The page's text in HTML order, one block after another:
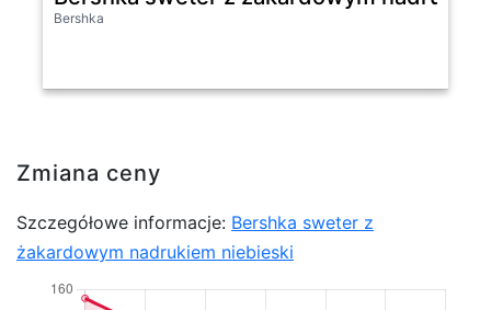
Bershka
Zmiana ceny
Szczegółowe informacje: Bershka sweter z
żakardowym nadrukiem niebieski